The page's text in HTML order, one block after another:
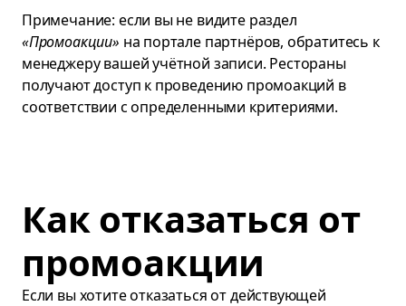
Примечание: если вы не видите раздел
«Промоакции» на портале партнёров, обратитесь к
менеджеру вашей учётной записи. Рестораны
получают доступ к проведению промоакций в
соответствии с определенными критериями.
Как отказаться от
промоакции
Если вы хотите отказаться от действующей